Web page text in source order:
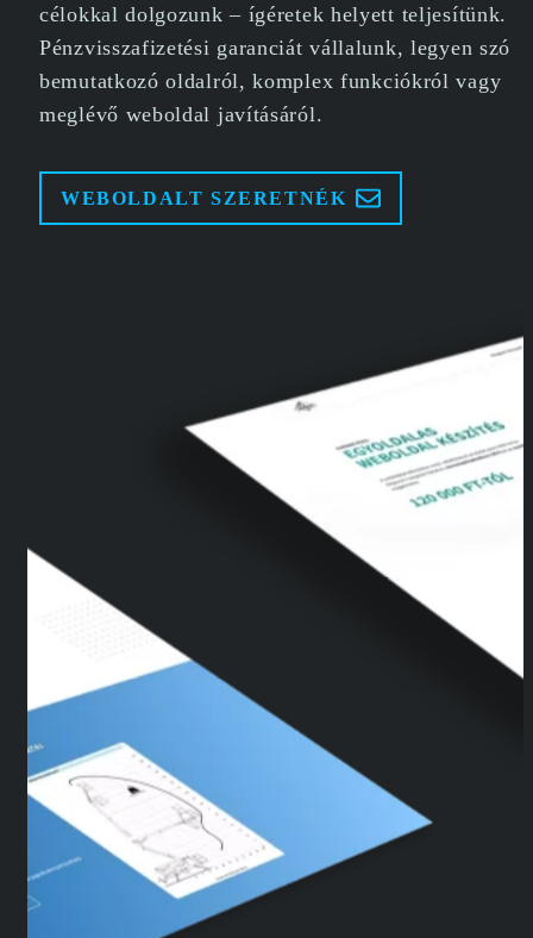
célokkal dolgozunk – ígéretek helyett teljesítünk.
Pénzvisszafizetési garanciát vállalunk, legyen szó
bemutatkozó oldalról, komplex funkciókról vagy
meglévő weboldal javításáról.
WEBOLDALT SZERETNÉK